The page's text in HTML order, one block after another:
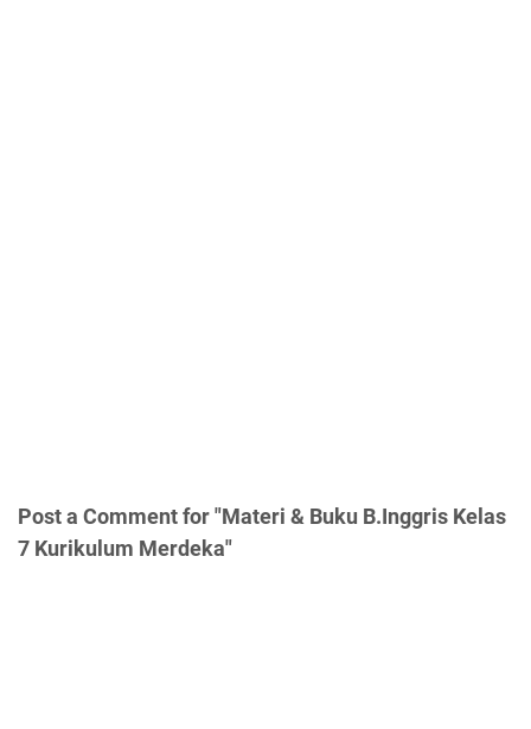
Post a Comment for "Materi & Buku B.Inggris Kelas
7 Kurikulum Merdeka"